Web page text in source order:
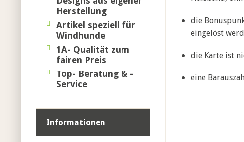
Herstellung
Artikel speziell für
Windhunde
1A- Qualität zum
fairen Preis
Top- Beratung & -
Service
Informationen
die
eingelöst
die Karte ist
eine